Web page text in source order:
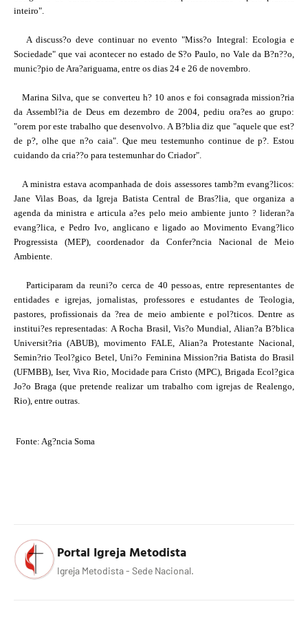
inteiro".
A discuss?o deve continuar no evento "Miss?o Integral: Ecologia e
Sociedade" que vai acontecer no estado de S?o Paulo, no Vale da B?n??o,
munic?pio de Ara?ariguama, entre os dias 24 e 26 de novembro.
Marina Silva, que se converteu h? 10 anos e foi consagrada mission?ria
da Assembl?ia de Deus em dezembro de 2004, pediu ora?es ao grupo:
"orem por este trabalho que desenvolvo. A B?blia diz que "aquele que est?
de p?, olhe que n?o caia". Que meu testemunho continue de p?. Estou
cuidando da cria??o para testemunhar do Criador".
A ministra estava acompanhada de dois assessores tamb?m evang?licos:
Jane Vilas Boas, da Igreja Batista Central de Bras?lia, que organiza a
agenda da ministra e articula a?es pelo meio ambiente junto ? lideran?a
evang?lica, e Pedro Ivo, anglicano e ligado ao Movimento Evang?lico
Progressista (MEP), coordenador da Confer?ncia Nacional de Meio
Ambiente.
Participaram da reuni?o cerca de 40 pessoas, entre representantes de
entidades e igrejas, jornalistas, professores e estudantes de Teologia,
pastores, profissionais da ?rea de meio ambiente e pol?ticos. Dentre as
institui?es representadas: A Rocha Brasil, Vis?o Mundial, Alian?a B?blica
Universit?ria (ABUB), movimento FALE, Alian?a Protestante Nacional,
Semin?rio Teol?gico Betel, Uni?o Feminina Mission?ria Batista do Brasil
(UFMBB), Iser, Viva Rio, Mocidade para Cristo (MPC), Brigada Ecol?gica
Jo?o Braga (que pretende realizar um trabalho com igrejas de Realengo,
Rio), entre outras.
Fonte: Ag?ncia Soma
Portal Igreja Metodista
Igreja Metodista - Sede Nacional.